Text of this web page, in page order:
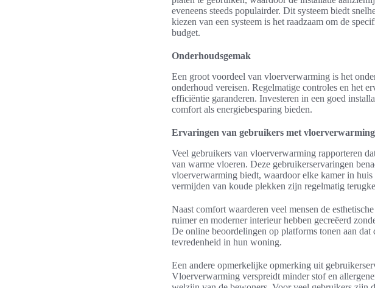
eveneens steeds populairder. Dit systeem biedt
kiezen van een systeem is het raadzaam om de
budget.
Onderhoudsgemak
Een groot voordeel van vloerverwarming is het
onderhoud vereisen. Regelmatige controles en het
efficiëntie garanderen. Investeren in een goed
comfort als energiebesparing bieden.
Ervaringen van gebruikers met vloerverwarming
Veel gebruikers van vloerverwarming rapporteren
van warme vloeren. Deze gebruikerservaringen
vloerverwarming biedt, waardoor elke kamer in
vermijden van koude plekken zijn regelmatig
Naast comfort waarderen veel mensen de
ruimer en moderner interieur hebben gecreëerd
De online beoordelingen op platforms tonen aan dat
tevredenheid in hun woning.
Een andere opmerkelijke opmerking uit
Vloerverwarming verspreidt minder stof en